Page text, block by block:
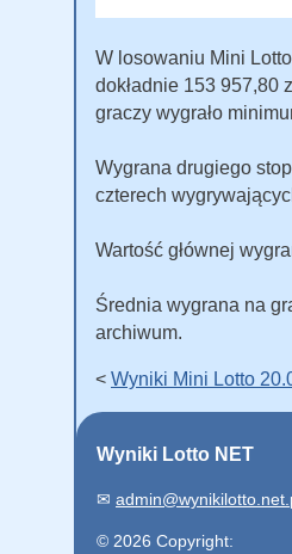
W losowaniu Mini
dokładnie 153 957,80
graczy wygrało
Wygrana drugiego
czterech
Wartość głównej
Średnia wygrana na
archiwum.
< Wyniki Mini Lotto
Wyniki Lotto NET
✉
© 2026 Copyright: